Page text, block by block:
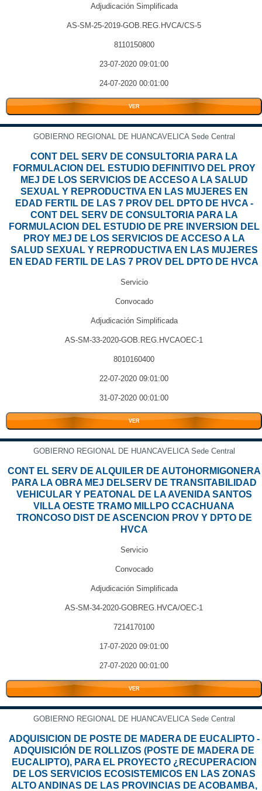
Adjudicación Simplificada
AS-SM-25-2019-GOB.REG.HVCA/CS-5
8110150800
23-07-2020 09:01:00
24-07-2020 00:01:00
VER
GOBIERNO REGIONAL DE HUANCAVELICA Sede Central
CONT DEL SERV DE CONSULTORIA PARA LA
FORMULACION DEL ESTUDIO DEFINITIVO DEL PROY
MEJ DE LOS SERVICIOS DE ACCESO A LA SALUD
SEXUAL Y REPRODUCTIVA EN LAS MUJERES EN
EDAD FERTIL DE LAS 7 PROV DEL DPTO DE HVCA -
CONT DEL SERV DE CONSULTORIA PARA LA
FORMULACION DEL ESTUDIO DE PRE INVERSION DEL
PROY MEJ DE LOS SERVICIOS DE ACCESO A LA
SALUD SEXUAL Y REPRODUCTIVA EN LAS MUJERES
EN EDAD FERTIL DE LAS 7 PROV DEL DPTO DE HVCA
Servicio
Convocado
Adjudicación Simplificada
AS-SM-33-2020-GOB.REG.HVCAOEC-1
8010160400
22-07-2020 09:01:00
31-07-2020 00:01:00
VER
GOBIERNO REGIONAL DE HUANCAVELICA Sede Central
CONT EL SERV DE ALQUILER DE AUTOHORMIGONERA
PARA LA OBRA MEJ DELSERV DE TRANSITABILIDAD
VEHICULAR Y PEATONAL DE LA AVENIDA SANTOS
VILLA OESTE TRAMO MILLPO CCACHUANA
TRONCOSO DIST DE ASCENCION PROV Y DPTO DE
HVCA
Servicio
Convocado
Adjudicación Simplificada
AS-SM-34-2020-GOBREG.HVCA/OEC-1
7214170100
17-07-2020 09:01:00
27-07-2020 00:01:00
VER
GOBIERNO REGIONAL DE HUANCAVELICA Sede Central
ADQUISICION DE POSTE DE MADERA DE EUCALIPTO -
ADQUISICIÓN DE ROLLIZOS (POSTE DE MADERA DE
EUCALIPTO), PARA EL PROYECTO ¿RECUPERACION
DE LOS SERVICIOS ECOSISTEMICOS EN LAS ZONAS
ALTO ANDINAS DE LAS PROVINCIAS DE ACOBAMBA,